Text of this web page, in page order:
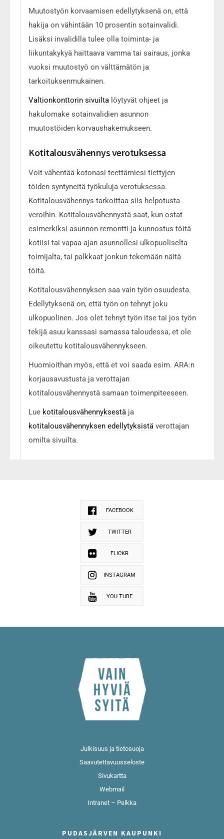
Muutostyön korvaamisen edellytyksenä on, että
hakija on vähintään 10 prosentin sotainvalidi.
Lisäksi invalidilla tulee olla toiminta- ja
liikuntakykyä haittaava vamma tai sairaus, jonka
vuoksi muutostyö on välttämätön ja
tarkoituksenmukainen.
Valtionkonttorin sivuilta löytyvät ohjeet ja
hakulomake sotainvalidien asunnon
muutostöiden korvaushakemukseen.
Kotitalousvähennys verotuksessa
Voit vähentää kotonasi teettämiesi tiettyjen
töiden syntyneitä työkuluja verotuksessa.
Kotitalousvähennys tarkoittaa siis helpotusta
veroihin. Kotitalousvähennystä saat, kun ostat
esimerkiksi asunnon remontti ja kunnostus töitä
kotiisi tai vapaa-ajan asunnollesi ulkopuoliselta
toimijalta, tai palkkaat jonkun tekemään näitä
töitä.
Kotitalousvähennyksen saa vain työn osuudesta.
Edellytyksenä on, että työn on tehnyt joku
ulkopuolinen. Jos olet tehnyt työn itse tai jos työn
tekijä asuu kanssasi samassa taloudessa, et ole
oikeutettu kotitalousvähennykseen.
Huomioithan myös, että et voi saada esim. ARA:n
korjausavustusta ja verottajan
kotitalousvähennystä samaan toimenpiteeseen.
Lue kotitalousvähennyksestä ja
kotitalousvähennyksen edellytyksistä verottajan
omilta sivuilta.
FACEBOOK
TWITTER
FLICKR
INSTAGRAM
YOU TUBE
Julkisuus ja tietosuoja
Saavutettavuusseloste
Sivukartta
Webmail
Intranet – Pelkka
PUDASJÄRVEN KAUPUNKI